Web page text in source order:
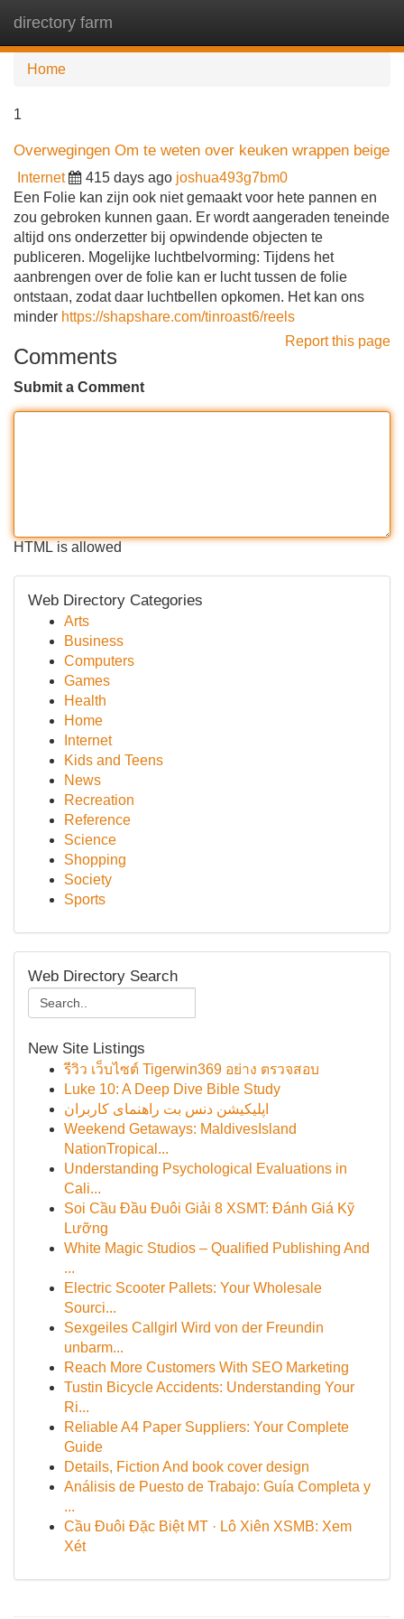
directory farm
Home
1
Overwegingen Om te weten over keuken wrappen beige
Internet 415 days ago joshua493g7bm0
Een Folie kan zijn ook niet gemaakt voor hete pannen en
zou gebroken kunnen gaan. Er wordt aangeraden teneinde
altijd ons onderzetter bij opwindende objecten te
publiceren. Mogelijke luchtbelvorming: Tijdens het
aanbrengen over de folie kan er lucht tussen de folie
ontstaan, zodat daar luchtbellen opkomen. Het kan ons
minder https://shapshare.com/tinroast6/reels
Report this page
Comments
Submit a Comment
HTML is allowed
Web Directory Categories
Arts
Business
Computers
Games
Health
Home
Internet
Kids and Teens
News
Recreation
Reference
Science
Shopping
Society
Sports
Web Directory Search
New Site Listings
รีวิว เว็บไซต์ Tigerwin369 อย่าง ตรวจสอบ
Luke 10: A Deep Dive Bible Study
اپلیکیشن دنس بت راهنمای کاربران
Weekend Getaways: MaldivesIsland
NationTropical...
Understanding Psychological Evaluations in
Cali...
Soi Cầu Đầu Đuôi Giải 8 XSMT: Đánh Giá Kỹ
Lưỡng
White Magic Studios – Qualified Publishing And
...
Electric Scooter Pallets: Your Wholesale
Sourci...
Sexgeiles Callgirl Wird von der Freundin
unbarm...
Reach More Customers With SEO Marketing
Tustin Bicycle Accidents: Understanding Your
Ri...
Reliable A4 Paper Suppliers: Your Complete
Guide
Details, Fiction And book cover design
Análisis de Puesto de Trabajo: Guía Completa y
...
Cầu Đuôi Đặc Biệt MT · Lô Xiên XSMB: Xem
Xét